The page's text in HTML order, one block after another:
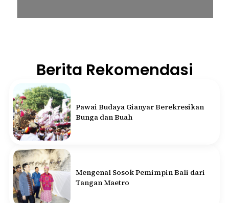
Berita Rekomendasi
Pawai Budaya Gianyar Berekresikan
Bunga dan Buah
Mengenal Sosok Pemimpin Bali dari
Tangan Maetro